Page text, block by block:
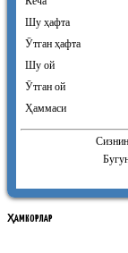
Шу ҳафта
Ӯтган ҳафта
Шу ой
Ӯтган ой
Ҳаммаси
ҲАМКОРЛАР